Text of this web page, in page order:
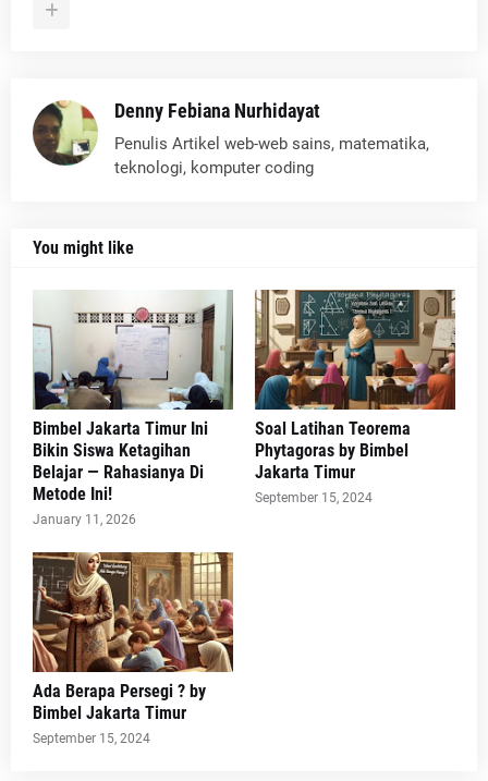
Denny Febiana Nurhidayat
Penulis Artikel web-web sains, matematika,
teknologi, komputer coding
You might like
Bimbel Jakarta Timur Ini
Bikin Siswa Ketagihan
Belajar — Rahasianya Di
Metode Ini!
January 11, 2026
Soal Latihan Teorema
Phytagoras by Bimbel
Jakarta Timur
September 15, 2024
Ada Berapa Persegi ? by
Bimbel Jakarta Timur
September 15, 2024